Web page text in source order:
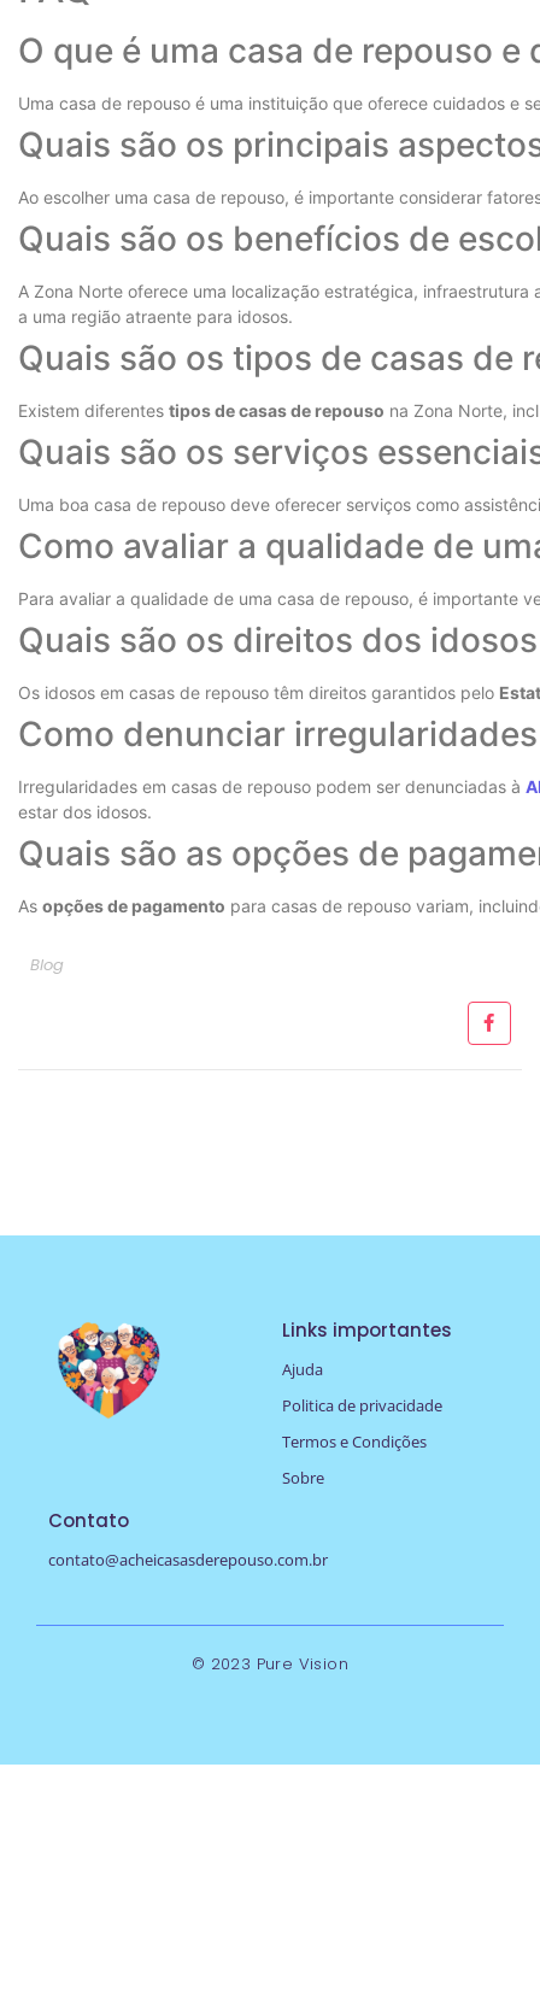
O que é uma casa de repouso
Uma casa de repouso é uma instituição que oferece cuidados e
Quais são os principais
Ao escolher uma casa de repouso, é importante considerar
Quais são os benefícios de
A Zona Norte oferece uma localização estratégica,
a uma região atraente para idosos.
Quais são os tipos de casas de
Existem diferentes tipos de casas de repouso na Zona Norte,
Quais são os serviços
Uma boa casa de repouso deve oferecer serviços como
Como avaliar a qualidade de
Para avaliar a qualidade de uma casa de repouso, é importante
Quais são os direitos dos
Os idosos em casas de repouso têm direitos garantidos pelo
Como denunciar
Irregularidades em casas de repouso podem ser denunciadas à
estar dos idosos.
Quais são as opções de
As opções de pagamento para casas de repouso variam,
Blog
Links importantes
Ajuda
Politica de privacidade
Termos e Condições
Sobre
Contato
contato@acheicasasderepouso.com.br
© 2023 Pure Vision